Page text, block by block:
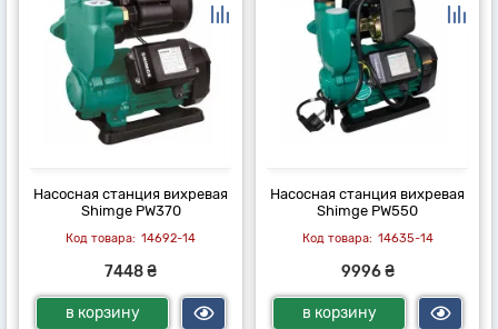
Насосная станция вихревая
Shimge PW370
14692-14
7448 ₴
в корзину
Насосная станция вихревая
Shimge PW550
14635-14
9996 ₴
в корзину